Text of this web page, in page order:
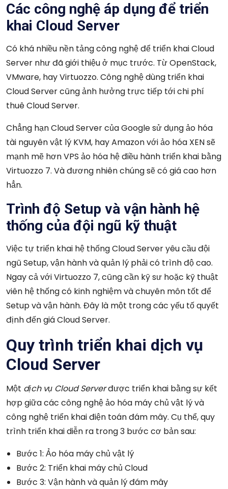
Các công nghệ áp dụng để triển
khai Cloud Server
Có khá nhiều nền tảng công nghệ để triển khaiCloud
Server như đã giới thiệu ở mục trước. Từ OpenStack,
VMware, hay Virtuozzo. Công nghệ dùng triển khai
Cloud Servercũng ảnh hưởng trực tiếp tới chi phí
thuê Cloud Server.
Chẳng hạn Cloud Server của Google sử dụng ảo hóa
tài nguyên vật lý KVM, hay Amazon với ảo hóa XEN sẽ
mạnh mẽ hơn VPS ảo hóa hệ điều hành triển khai bằng
Virtuozzo 7. Và đương nhiên chúng sẽ có giá cao hơn
hẳn.
Trình độ Setup và vận hành hệ
thống của đội ngũ kỹ thuật
Việc tự triển khai hệ thống Cloud Server yêu cầu đội
ngũ Setup, vận hành và quản lý phải có trình độ cao.
Ngay cả với Virtuozzo 7, cũng cần kỹ sư hoặc kỹ thuật
viên hệ thống có kinh nghiệm và chuyên môn tốt để
Setup và vận hành. Đây là một trong các yếu tố quyết
định đến giá Cloud Server.
Quy trình triển khai dịch vụ
Cloud Server
Một dịch vụ Cloud Serverđược triển khai bằng sự kết
hợp giữa các công nghệ ảo hóa máy chủ vật lý và
công nghệ triển khai điện toán đám mây. Cụ thể, quy
trình triển khai diễn ra trong 3 bước cơ bản sau:
Bước 1: Ảo hóa máy chủ vật lý
Bước 2: Triển khai máy chủ Cloud
Bước 3: Vận hành và quản lý đám mây